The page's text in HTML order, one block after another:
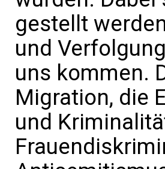
gestellt
und
uns kommen.
Migration, die
und